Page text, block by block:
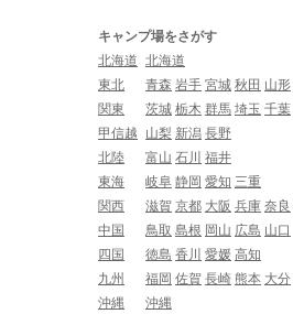
キャンプ場をさがす
北海道 北海道
東北
青森 岩手 宮城 秋田 山形
関東
茨城 栃木 群馬 埼玉 千葉
甲信越
山梨 新潟 長野
北陸
富山 石川 福井
東海
岐阜 静岡 愛知 三重
関西
滋賀 京都 大阪 兵庫 奈良
中国
鳥取 島根 岡山 広島 山口
四国
徳島 香川 愛媛 高知
九州
福岡 佐賀 長崎 熊本 大分
沖縄
沖縄